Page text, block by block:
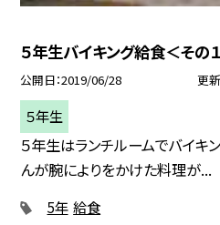
５年生バイキング給食＜その
公開日 2019/06/28 更
５年生
５年生はランチルームでバイキ
んが腕によりをかけた料理が...
5年 給食